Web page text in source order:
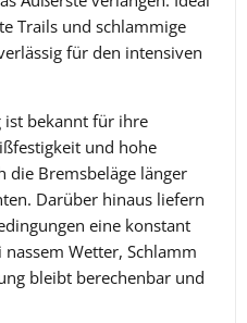
Trails und schlammige
für den intensiven
ist bekannt für ihre
und hohe
die Bremsbeläge länger
Darüber hinaus liefern
eine konstant
Wetter, Schlamm
bleibt berechenbar und